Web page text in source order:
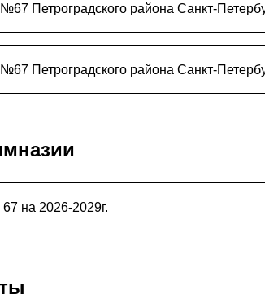
Петроградского района Санкт-
Петроградского района Санкт-
на 2026-2029г.